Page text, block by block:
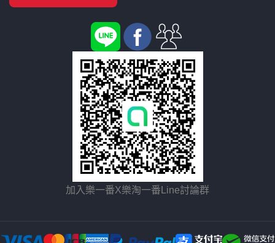
加入樂一番X樂淘一番Line討論群